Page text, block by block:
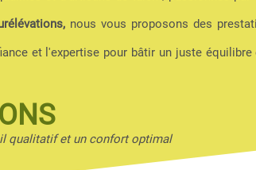
nous vous proposons des
et l'expertise pour bâtir un juste équilibre
qualitatif et un confort optimal